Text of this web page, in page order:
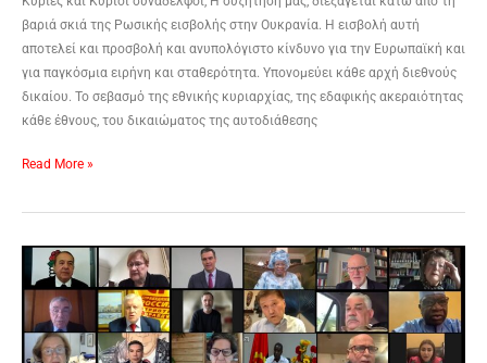
βαριά σκιά της Ρωσικής εισβολής στην Ουκρανία. Η εισβολή αυτή
αποτελεί και προσβολή και ανυπολόγιστο κίνδυνο για την Ευρωπαϊκή και
για παγκόσμια ειρήνη και σταθερότητα. Υπονομεύει κάθε αρχή διεθνούς
δικαίου. Το σεβασμό της εθνικής κυριαρχίας, της εδαφικής ακεραιότητας
κάθε έθνους, του δικαιώματος της αυτοδιάθεσης
Read More »
Δήλωση
Προέδρου
Σοσιαλιστικής
Διεθνούς
για